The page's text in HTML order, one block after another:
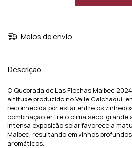
Meios de envio
Descrição
O Quebrada de Las Flechas Malbec
altitude produzido no Valle Calchaquí,
reconhecida por estar entre os
combinação entre o clima seco, grande
intensa exposição solar favorece a
Malbec, resultando em vinhos
aromáticos.